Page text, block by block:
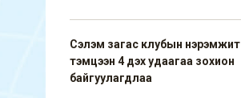
Сэлэм загас клубын нэрэмжит
тэмцээн 4 дэх удаагаа зохион
байгуулагдлаа